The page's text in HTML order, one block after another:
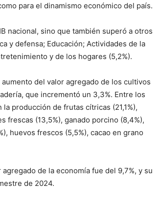
para el dinamismo económico del país.
nacional, sino que también superó a otros
y defensa; Educación; Actividades de la
y de los hogares (5,2%).
del valor agregado de los cultivos
que incrementó un 3,3%. Entre los
producción de frutas cítricas (21,1%),
frescas (13,5%), ganado porcino (8,4%),
huevos frescos (5,5%), cacao en grano
de la economía fue del 9,7%, y su
de 2024.